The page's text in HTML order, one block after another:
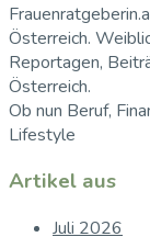
Österreich.
Reportagen,
Österreich.
Ob nun Beruf,
Lifestyle
Artikel aus
Juli 2026